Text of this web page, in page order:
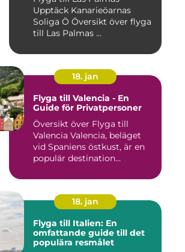
Upptäck Kanarieöarnas
Soliga Ö Översikt över flyga
till Las Palmas ...
18. jan
Flyga till Valencia - En
Guide för Privatpersoner
Översikt över Flyga till
Valencia Valencia, beläget
vid Spaniens östkust, är en
populär destination...
18. jan
Flyga till Italien: En
omfattande guide till det
populära resmålet